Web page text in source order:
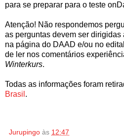
para se preparar para o teste
Atenção! Não respondemos
as perguntas devem ser
na página do DAAD e/ou no
de ler nos comentários
Winterkurs.
Todas as informações foram
Brasil .
Jurupingo às 12:47